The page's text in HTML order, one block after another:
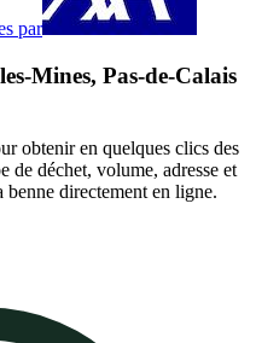
par
Mines, Pas-de-Calais
obtenir en quelques clics des
déchet, volume, adresse et
directement en ligne.